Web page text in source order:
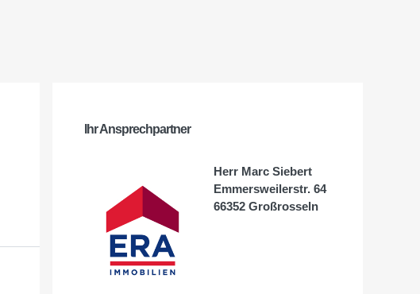
Ihr Ansprechpartner
Herr Marc Siebert
Emmersweilerstr. 64
66352 Großrosseln